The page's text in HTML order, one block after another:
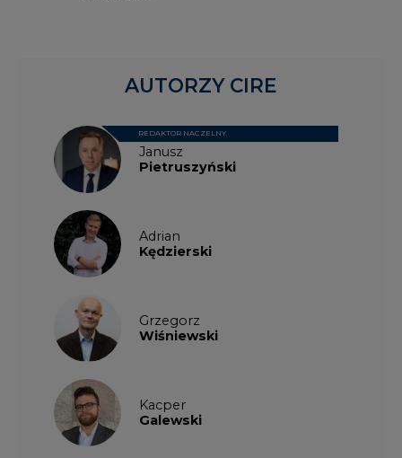
Janusz
Pietruszyński
REDAKTOR NACZELNY
Adrian
Kędzierski
Grzegorz
Wiśniewski
Kacper
Galewski
AUTORZY CIRE